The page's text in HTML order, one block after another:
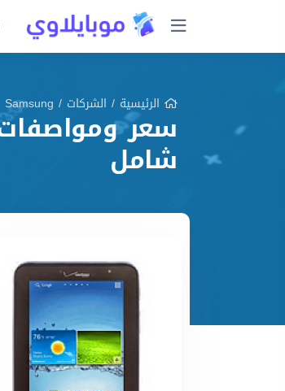
الرئيسية / الشركات /
Samsung
شامل